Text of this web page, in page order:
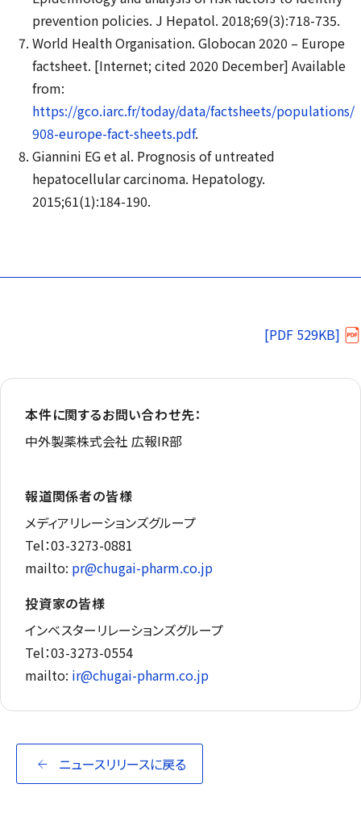
prevention policies. J Hepatol. 2018;69(3):718-735.
World Health Organisation. Globocan 2020 – Europe
factsheet. [Internet; cited 2020 December] Available
from:
https://gco.iarc.fr/today/data/factsheets/populations/
908-europe-fact-sheets.pdf.
Giannini EG et al. Prognosis of untreated
hepatocellular carcinoma. Hepatology.
2015;61(1):184-190.
[PDF 529KB]
本件に関するお問い合わせ先：
中外製薬株式会社 広報IR部
報道関係者の皆様
メディアリレーションズグループ
Tel：03-3273-0881
mailto: pr@chugai-pharm.co.jp
投資家の皆様
インベスターリレーションズグループ
Tel：03-3273-0554
mailto: ir@chugai-pharm.co.jp
ニュースリリースに戻る